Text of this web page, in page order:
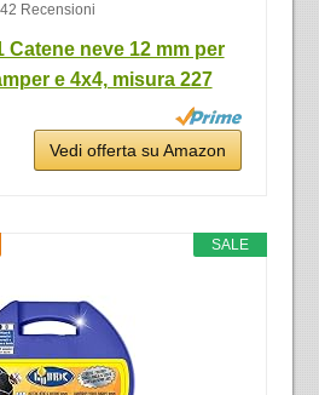
42 Recensioni
Catene neve 12 mm per
e 4x4, misura 227
Vedi offerta su Amazon
SALE